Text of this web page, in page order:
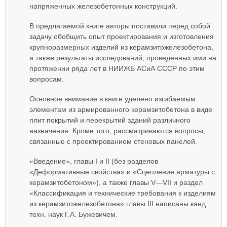
напряженных железобетонных конструкций.
В предлагаемой книге авторы поставили перед собой
задачу обобщить опыт проектирования и изготовления
крупноразмерных изделий из керамзитожелезобетона,
а также результаты исследований, проведенных ими на
протяжении ряда лет в НИИЖБ АСиА СССР по этим
вопросам.
Основное внимание в книге уделено изгибаемым
элементам из армированного керамзитобетона в виде
плит покрытий и перекрытий зданий различного
назначения. Кроме того, рассматриваются вопросы,
связанные с проектированием стеновых панелей.
«Введение», главы I и II (без разделов
«Деформативные свойства» и «Сцепление арматуры с
керамзитобетоном»), а также главы V—VII и раздел
«Классификация и технические требования к изделиям
из керамзитожелезобетона» главы III написаны канд.
техн. наук Г.А. Бужевичем.